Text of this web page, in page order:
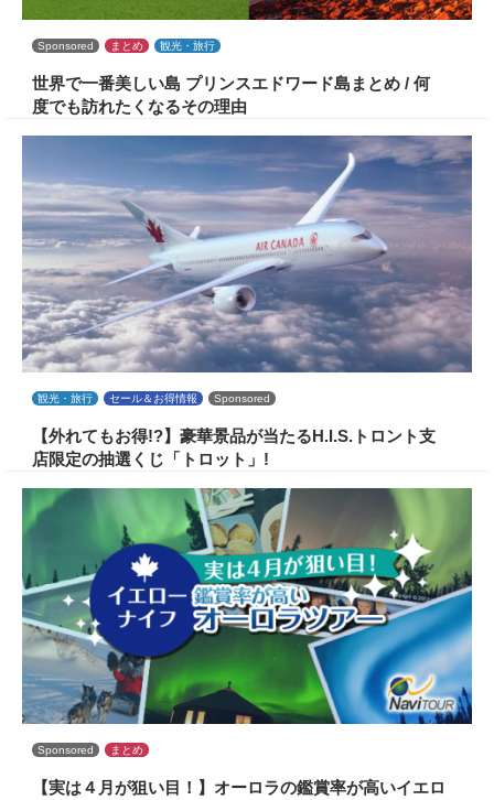
Sponsored まとめ 観光・旅行
世界で一番美しい島 プリンスエドワード島まとめ / 何
度でも訪れたくなるその理由
観光・旅行 セール＆お得情報 Sponsored
【外れてもお得!?】豪華景品が当たるH.I.S.トロント支
店限定の抽選くじ「トロット」!
Sponsored まとめ
【実は４月が狙い目！】オーロラの鑑賞率が高いイエロ